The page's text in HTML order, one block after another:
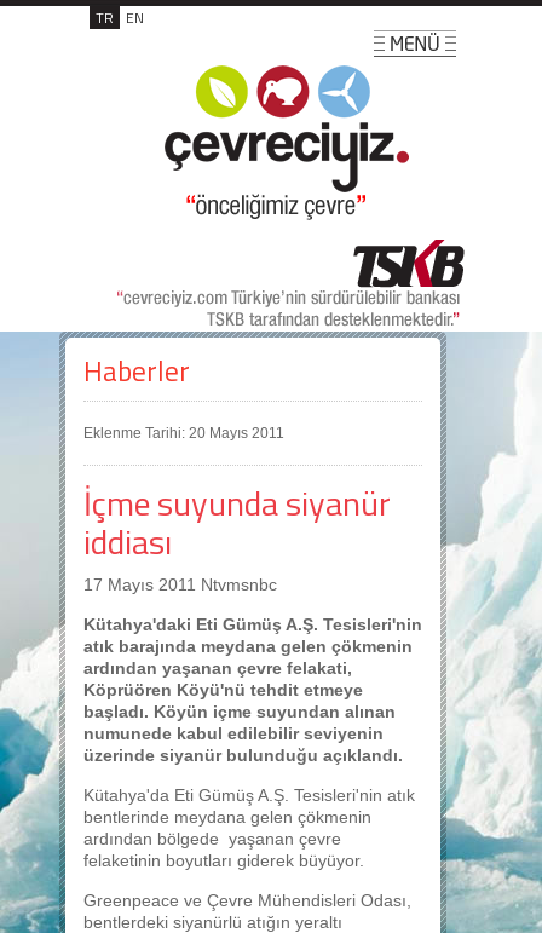
TR EN
Haberler
Eklenme Tarihi: 20 Mayıs 2011
İçme suyunda siyanür
iddiası
17 Mayıs 2011 Ntvmsnbc
Kütahya'daki Eti Gümüş A.Ş. Tesisleri'nin
atık barajında meydana gelen çökmenin
ardından yaşanan çevre felakati,
Köprüören Köyü'nü tehdit etmeye
başladı. Köyün içme suyundan alınan
numunede kabul edilebilir seviyenin
üzerinde siyanür bulunduğu açıklandı.
Kütahya'da Eti Gümüş A.Ş. Tesisleri'nin atık
bentlerinde meydana gelen çökmenin
ardından bölgede yaşanan çevre
felaketinin boyutları giderek büyüyor.
Greenpeace ve Çevre Mühendisleri Odası,
bentlerdeki siyanürlü atığın yeraltı